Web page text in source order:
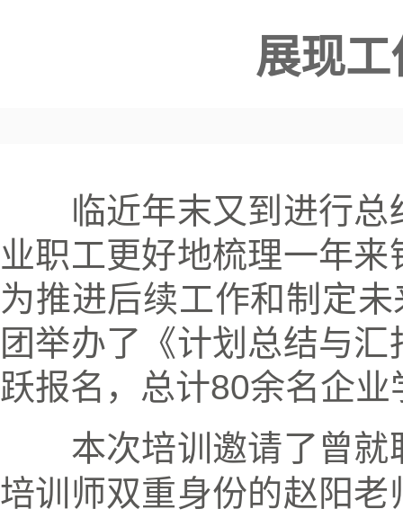
展现
临近年末又到进行
业职工更好地梳理一年
为推进后续工作和制定
团举办了《计划总结与
跃报名，总计80余名企业
本次培训邀请了曾
培训师双重身份的赵阳